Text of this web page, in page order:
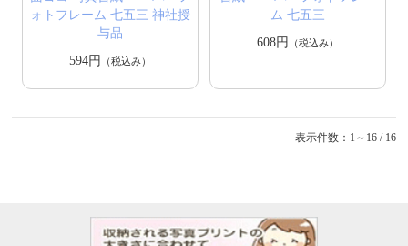
ォトフレーム 七五三 神社授
与品
594円
（税込み）
ム 七五三
608円
（税込み）
表示件数：1～16 / 16